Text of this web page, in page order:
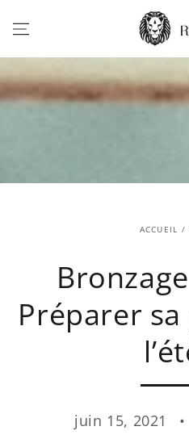
CONTENU
ACCUEIL /
Préparer
juin 15, 2021